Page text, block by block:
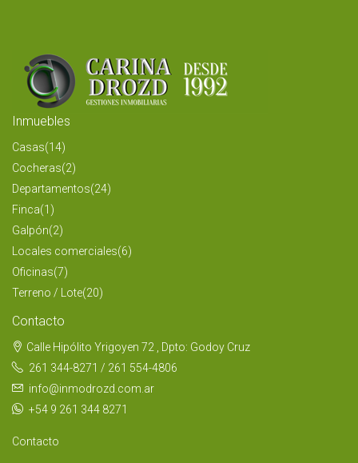
Inmuebles
Casas(14)
Cocheras(2)
Departamentos(24)
Finca(1)
Galpón(2)
Locales comerciales(6)
Oficinas(7)
Terreno / Lote(20)
Contacto
Calle Hipólito Yrigoyen 72 , Dpto: Godoy Cruz
261 344-8271 / 261 554-4806
info@inmodrozd.com.ar
+54 9 261 344 8271
Contacto